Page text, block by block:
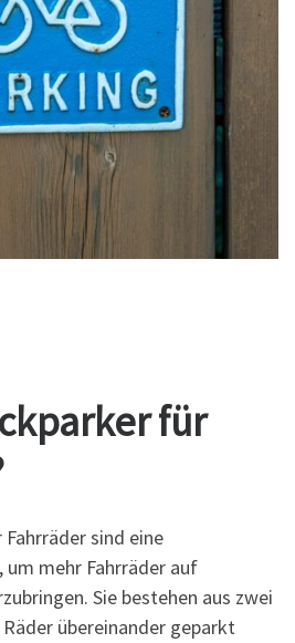
für
sind eine
um mehr Fahrräder auf
Sie bestehen aus zwei
übereinander geparkt